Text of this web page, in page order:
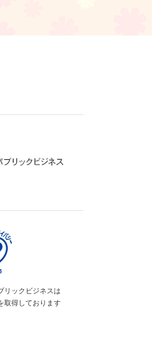
リックビジネスは
取得しております